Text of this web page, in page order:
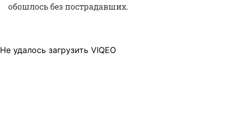
обошлось без пострадавших.
Не удалось загрузить VIQEO